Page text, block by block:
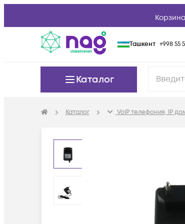
Ташкент +998 55
Каталог
Каталог VoIP телефония, IP